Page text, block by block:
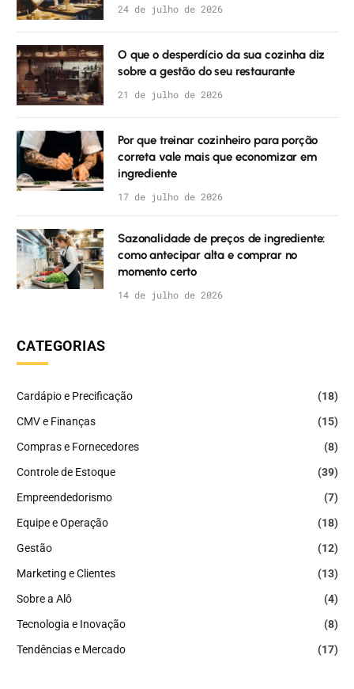
24 de julho de 2026
O que o desperdício da sua cozinha diz
sobre a gestão do seu restaurante
21 de julho de 2026
Por que treinar cozinheiro para porção
correta vale mais que economizar em
ingrediente
17 de julho de 2026
Sazonalidade de preços de ingrediente:
como antecipar alta e comprar no
momento certo
14 de julho de 2026
CATEGORIAS
Cardápio e Precificação
(18)
CMV e Finanças
(15)
Compras e Fornecedores
(8)
Controle de Estoque
(39)
Empreendedorismo
(7)
Equipe e Operação
(18)
Gestão
(12)
Marketing e Clientes
(13)
Sobre a Alô
(4)
Tecnologia e Inovação
(8)
Tendências e Mercado
(17)